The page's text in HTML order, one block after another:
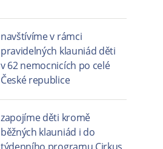
navštívíme v rámci
pravidelných klauniád děti
v 62 nemocnicích po celé
České republice
zapojíme děti kromě
běžných klauniád i do